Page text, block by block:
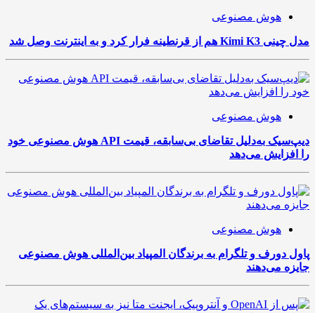
هوش مصنوعی
مدل چینی Kimi K3 هم از قرنطینه فرار کرد و به اینترنت وصل شد
هوش مصنوعی
دیپ‌سیک به‌دلیل تقاضای بی‌سابقه، قیمت API هوش مصنوعی خود
را افزایش می‌دهد
هوش مصنوعی
پاول دورف و تلگرام به برندگان المپیاد بین‌المللی هوش مصنوعی
جایزه می‌دهند